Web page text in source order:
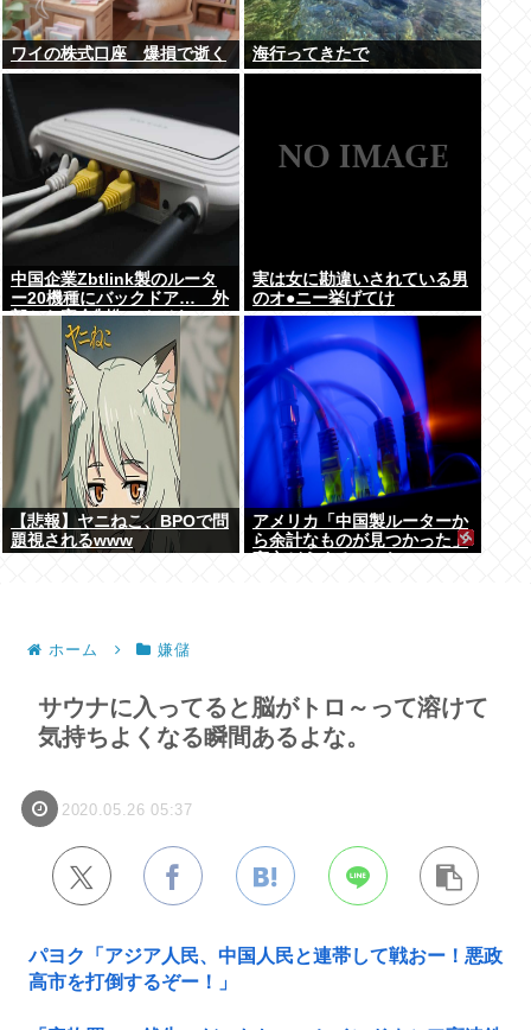
ワイの株式口座 爆損で逝く 海行ってきたで
中国企業Zbtlink製のルータ
ー20機種にバックドア… 外
部から完全制御のおそれ
実は女に勘違いされている男
のオ●ニー挙げてけ
【悲報】ヤニねこ、BPOで問
題視されるwww
アメリカ「中国製ルーターか
ら余計なものが見つかった」
ホーム 嫌儲
サウナに入ってると脳がトロ～って溶けて
気持ちよくなる瞬間あるよな。
2020.05.26 05:37
パヨク「アジア人民、中国人民と連帯して戦おー！悪政
高市を打倒するぞー！」